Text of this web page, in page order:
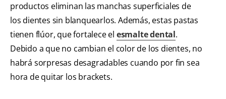
productos eliminan las manchas superficiales de
los dientes sin blanquearlos. Además, estas pastas
tienen flúor, que fortalece el esmalte dental.
Debido a que no cambian el color de los dientes, no
habrá sorpresas desagradables cuando por fin sea
hora de quitar los brackets.